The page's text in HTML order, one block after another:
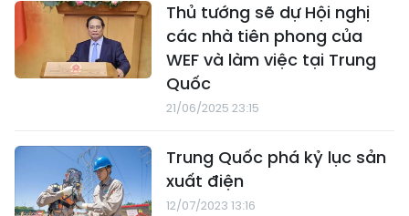
Thủ tướng sẽ dự Hội nghị
các nhà tiên phong của
WEF và làm việc tại Trung
Quốc
21/06/2025 23:15
Trung Quốc phá kỷ lục sản
xuất điện
12/07/2023 13:16